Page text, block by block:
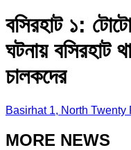
বসিরহাট ১:
ঘটনায় বসিরহাট
চালকদের
Basirhat 1, North Twenty
MORE NEWS